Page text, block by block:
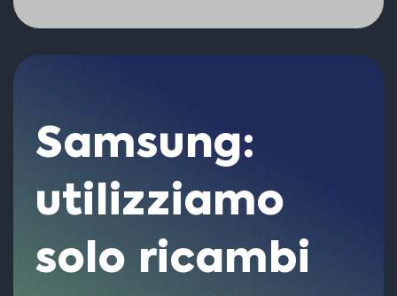
Samsung:
utiliz­ziamo
solo ricambi